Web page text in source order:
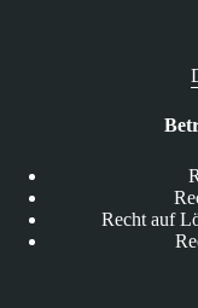
Recht auf